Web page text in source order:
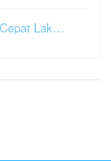
Lak…